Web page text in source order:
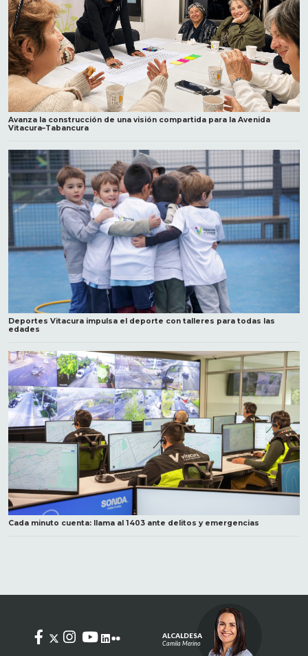
Avanza la construcción de una visión compartida para la Avenida
Vitacura–Tabancura
Deportes Vitacura impulsa el deporte con talleres para todas las
edades
Cada minuto cuenta: llama al 1403 ante delitos y emergencias
ALCALDESA
Camila Merino